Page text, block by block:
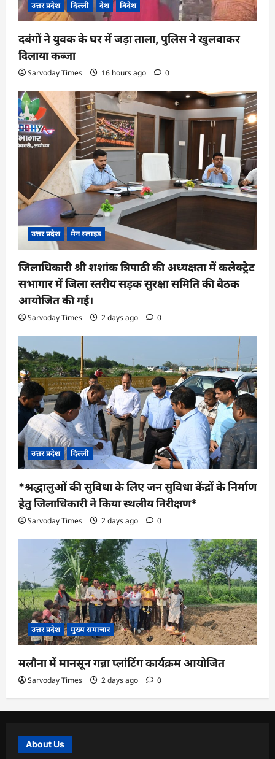
उत्तर प्रदेश दिल्ली देश विदेश
दबंगों ने युवक के घर में जड़ा ताला, पुलिस ने खुलवाकर
दिलाया कब्जा
Sarvoday Times 16 hours ago 0
उत्तर प्रदेश मेन स्लाइड
जिलाधिकारी श्री शशांक त्रिपाठी की अध्यक्षता में कलेक्ट्रेट
सभागार में जिला स्तरीय सड़क सुरक्षा समिति की बैठक
आयोजित की गई।
Sarvoday Times 2 days ago 0
उत्तर प्रदेश दिल्ली
*श्रद्धालुओं की सुविधा के लिए जन सुविधा केंद्रों के निर्माण
हेतु जिलाधिकारी ने किया स्थलीय निरीक्षण*
Sarvoday Times 2 days ago 0
उत्तर प्रदेश मुख्य समाचार
मलौना में मानसून गन्ना प्लांटिंग कार्यक्रम आयोजित
Sarvoday Times 2 days ago 0
About Us